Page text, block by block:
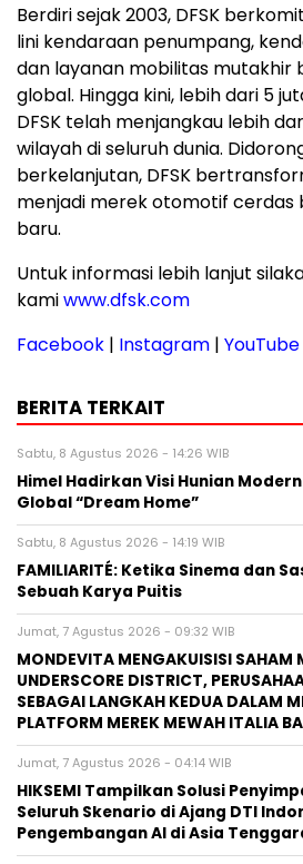
Berdiri sejak 2003, DFSK
lini kendaraan penumpang,
dan layanan mobilitas mutakhir
global. Hingga kini, lebih dari 5
DFSK telah menjangkau lebih
wilayah di seluruh dunia.
berkelanjutan, DFSK
menjadi merek otomotif cerdas
baru.
Untuk informasi lebih lanjut
kamiwww.dfsk.com
Facebook | Instagram | YouTube
BERITA TERKAIT
Sabtu, 8 Agustus 2026 - 14:26 WIB
Himel Hadirkan Visi Hunian
Global “Dream Home”
Sabtu, 8 Agustus 2026 - 14:19 WIB
FAMILIARITÉ: Ketika Sinema dan
Sebuah Karya Puitis
Jumat, 7 Agustus 2026 - 09:32 WIB
MONDEVITA MENGAKUISISI SAHAM
UNDERSCORE DISTRICT,
SEBAGAI LANGKAH KEDUA DALAM
PLATFORM MEREK MEWAH ITALIA
Jumat, 7 Agustus 2026 - 04:14 WIB
HIKSEMI Tampilkan Solusi
Seluruh Skenario di Ajang DTI
Pengembangan AI di Asia